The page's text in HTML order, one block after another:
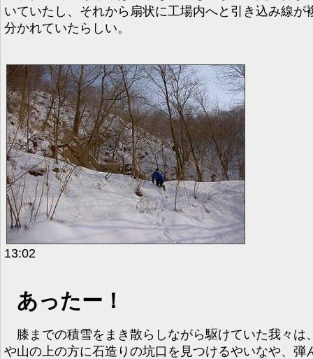
いていたし、それから扇状に工場内へと引き込み線が
分かれていたらしい。
13:02
あったー！
膝までの積雪をまき散らしながら駆けていた我々は
や山の上の方に石造りの坑口を見つけるやいなや、弾